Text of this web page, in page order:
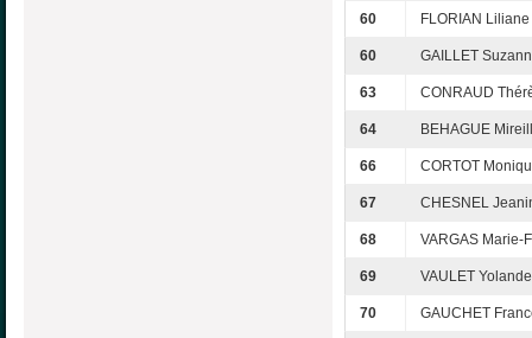
60 FLORIAN Liliane
60 GAILLET
63 CONRAUD
64 BEHAGUE
66 CORTOT
67 CHESNEL
68 VARGAS Marie-
69 VAULET Yolande
70 GAUCHET